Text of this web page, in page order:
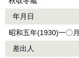
年月日
昭和五年(1930)一〇月
差出人